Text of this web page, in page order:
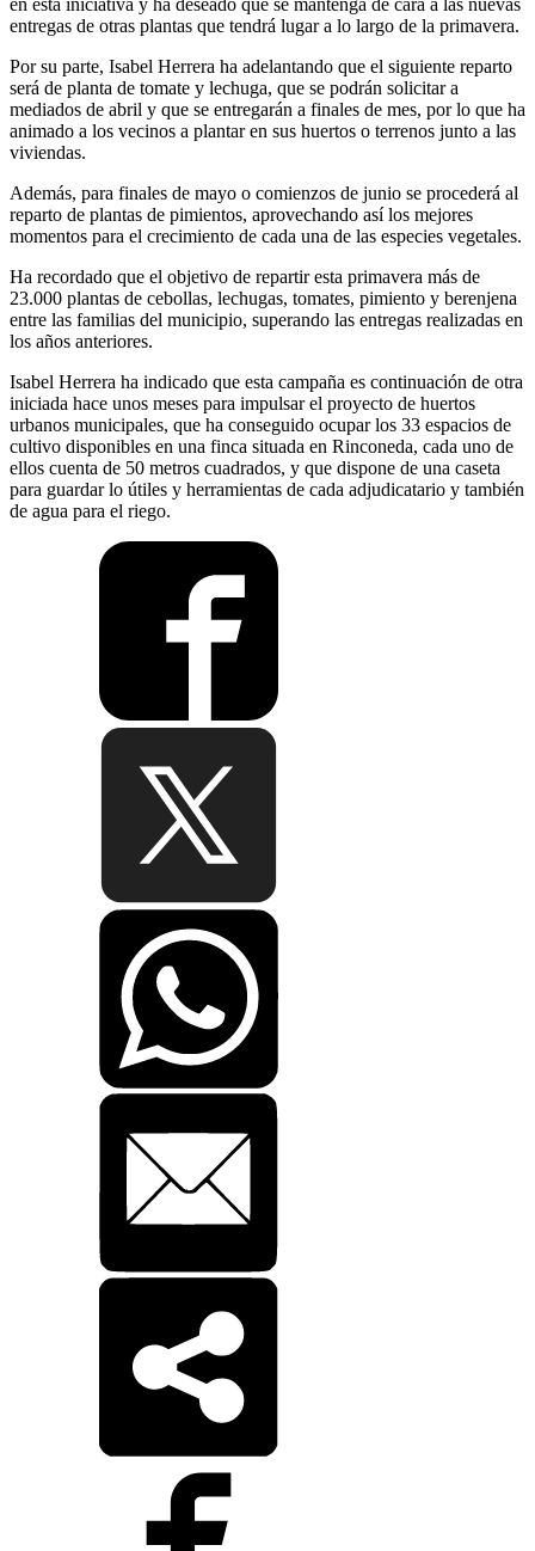
entregas de otras plantas que tendrá lugar a lo largo de la primavera.
Por su parte, Isabel Herrera ha adelantando que el siguiente reparto
será de planta de tomate y lechuga, que se podrán solicitar a
mediados de abril y que se entregarán a finales de mes, por lo que ha
animado a los vecinos a plantar en sus huertos o terrenos junto a las
viviendas.
Además, para finales de mayo o comienzos de junio se procederá al
reparto de plantas de pimientos, aprovechando así los mejores
momentos para el crecimiento de cada una de las especies vegetales.
Ha recordado que el objetivo de repartir esta primavera más de
23.000 plantas de cebollas, lechugas, tomates, pimiento y berenjena
entre las familias del municipio, superando las entregas realizadas en
los años anteriores.
Isabel Herrera ha indicado que esta campaña es continuación de otra
iniciada hace unos meses para impulsar el proyecto de huertos
urbanos municipales, que ha conseguido ocupar los 33 espacios de
cultivo disponibles en una finca situada en Rinconeda, cada uno de
ellos cuenta de 50 metros cuadrados, y que dispone de una caseta
para guardar lo útiles y herramientas de cada adjudicatario y también
de agua para el riego.